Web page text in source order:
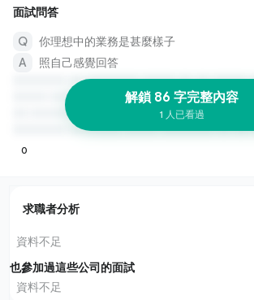
面試問答
你理想中的業務是甚麼樣子
照自己感覺回答
解鎖 86 字完整內容
1 人已看過
0
求職者分析
資料不足
也參加過這些公司的面試
資料不足